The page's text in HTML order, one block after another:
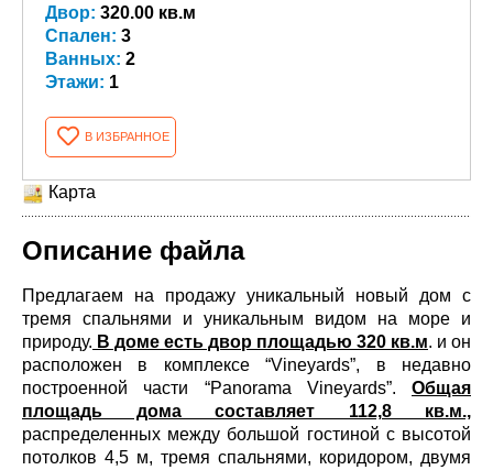
Двор: 320.00 кв.м
Спален: 3
Ванных: 2
Этажи: 1
В ИЗБРАННОЕ
Карта
Описание файла
Предлагаем на продажу уникальный новый дом с
тремя спальнями и уникальным видом на море и
природу. В доме есть двор площадью 320 кв.м. и он
расположен в комплексе “Vineyards”, в недавно
построенной части “Panorama Vineyards”. Общая
площадь дома составляет 112,8 кв.м.,
распределенных между большой гостиной с высотой
потолков 4,5 м, тремя спальнями, коридором, двумя